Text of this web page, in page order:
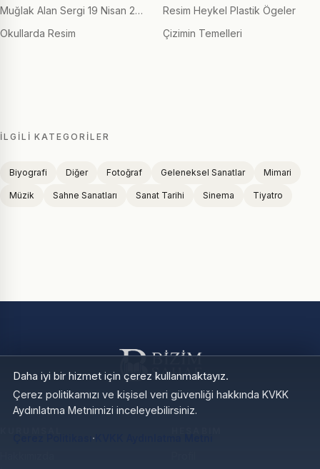
Muğlak Alan Sergi 19 Nisan 2…
Resim Heykel Plastik Ögeler
Okullarda Resim
Çizimin Temelleri
İLGILI KATEGORILER
Biyografi Diğer Fotoğraf Geleneksel Sanatlar Mimari
Müzik Sahne Sanatları Sanat Tarihi Sinema Tiyatro
Daha iyi bir hizmet için çerez kullanmaktayız.
Çerez politikamızı ve kişisel veri güvenliği hakkında KVKK
Aydınlatma Metnimizi inceleyebilirsiniz.
·